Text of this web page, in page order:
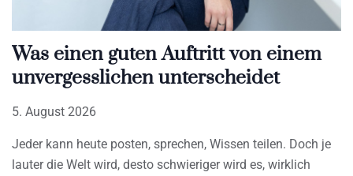
Was einen guten Auftritt von einem
unvergesslichen unterscheidet
5. August 2026
Jeder kann heute posten, sprechen, Wissen teilen. Doch je
lauter die Welt wird, desto schwieriger wird es, wirklich